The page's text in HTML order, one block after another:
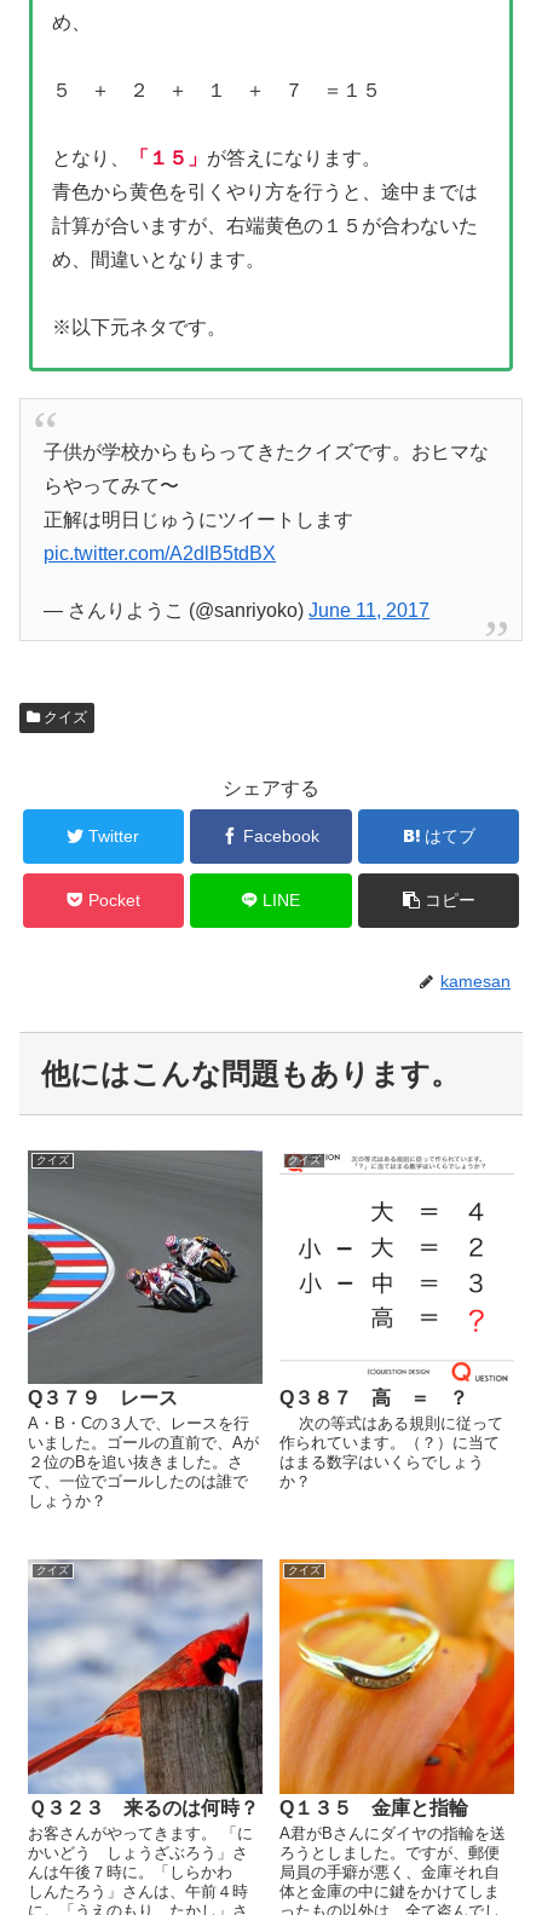
め、
５ ＋ ２ ＋ １ ＋ ７ ＝１５
となり、 「１５」 が答えになります。
青色から黄色を引くやり方を行うと、途中までは
計算が合いますが、右端黄色の１５が合わないた
め、間違いとなります。
※以下元ネタです。
子供が学校からもらってきたクイズです。おヒマな
らやってみて〜
正解は明日じゅうにツイートします
pic.twitter.com/A2dlB5tdBX
— さんりようこ (@sanriyoko)June 11, 2017
クイズ
シェアする
Twitter Facebook はてブ
Pocket LINE コピー
kamesan
他にはこんな問題もあります。
クイズ
Q３７９ レース
A・B・Cの３人で、レースを行
いました。ゴールの直前で、Aが
２位のBを追い抜きました。さ
て、一位でゴールしたのは誰で
しょうか？
クイズ
Q３８７ 高 ＝ ？
次の等式はある規則に従って
作られています。（？）に当て
はまる数字はいくらでしょう
か？
クイズ
Ｑ３２３ 来るのは何時？
お客さんがやってきます。 「に
かいどう しょうざぶろう」さ
んは午後７時に。「しらかわ
しんたろう」さんは、午前４時
に。「うえのもり たかし」さ
クイズ
Q１３５ 金庫と指輪
A君がBさんにダイヤの指輪を送
ろうとしました。ですが、郵便
局員の手癖が悪く、金庫それ自
体と金庫の中に鍵をかけてしま
ったもの以外は、全て盗んでし